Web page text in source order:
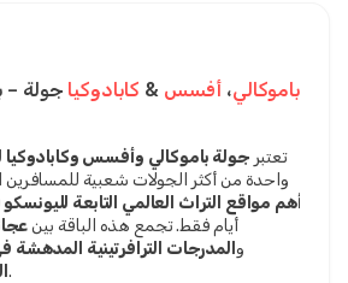
باموكالي، أفسس & كابادوكيا
تعتبر جولة باموكالي وأفسس وكابادوكيا لمدة 4 أيام
واحدة من أكثر الجولات شعبية للمسافرين
أهم مواقع التراث العالمي التابعة لليونسكو
أيام فقط. تجمع هذه الباقة بين
و المدرجات الترافرتينية المدهشة
.